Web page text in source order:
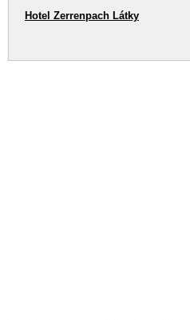
Hotel Zerrenpach Látky